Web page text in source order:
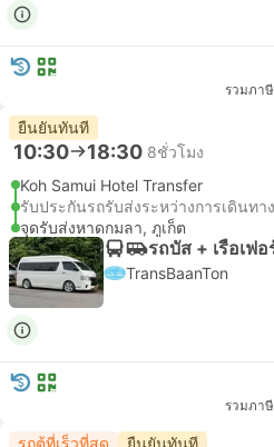
รวมภา
ยืนยันทันที
10:30 18:30 8ชั่วโมง
Koh Samui Hotel Transfer
รับประกันรถรับส่งระหว่างการเดินทา
จุดรับส่งหาดกมลา, ภูเก็ต
รถบัส + เรือเฟ
TransBaanTon
รวมภา
รถตู้ที่เร็วที่สุด ยืนยันทันที